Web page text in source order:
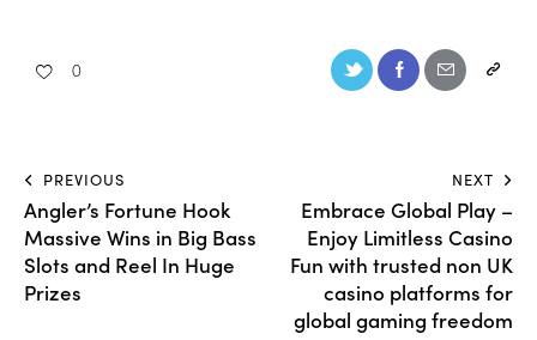
0
PREVIOUS
Angler’s Fortune Hook
Massive Wins in Big Bass
Slots and Reel In Huge
Prizes
NEXT
Embrace Global Play –
Enjoy Limitless Casino
Fun with trusted non UK
casino platforms for
global gaming freedom